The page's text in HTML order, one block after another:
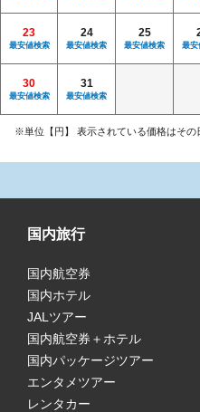
23
最安値検索
24
最安値検索
25
最安値検索 最安
30
最安値検索
31
最安値検索
※単位【円】 表示されている価格はその
国内旅行
国内航空券
国内ホテル
JALツアー
国内航空券＋ホテル
国内パッケージツアー
エンタメツアー
レンタカー